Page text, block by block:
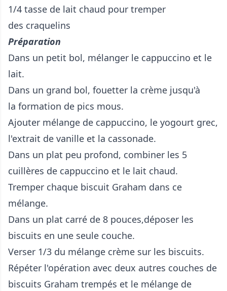
1/4 tasse de lait chaud pour tremper
des craquelins
Préparation
Dans un petit bol, mélanger le cappuccino et le
lait.
Dans un grand bol, fouetter la crème jusqu'à
la formation de pics mous.
Ajouter mélange de cappuccino, le yogourt grec,
l'extrait de vanille et la cassonade.
Dans un plat peu profond, combiner les 5
cuillères de cappuccino et le lait chaud.
Tremper chaque biscuit Graham dans ce
mélange.
Dans un plat carré de 8 pouces,déposer les
biscuits en une seule couche.
Verser 1/3 du mélange crème sur les biscuits.
Répéter l'opération avec deux autres couches de
biscuits Graham trempés et le mélange de